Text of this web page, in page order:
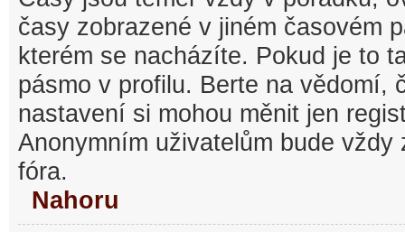
časy zobrazené v jiném časovém
kterém se nacházíte. Pokud je to
pásmo v profilu. Berte na vědomí,
nastavení si mohou měnit jen
Anonymním uživatelům bude
fóra.
Nahoru